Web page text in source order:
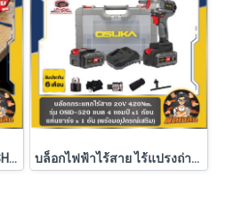
ไขควงไฟฟ้าไร้สาย 3.7V OSHT2001 OSUKA บล็อกไฟฟ้าไร้สาย ไร้แปรงถ่าน 20V OSUKA (แบต 4.0Ah.2 ก้อน) รุ่น OSID-520 (รับประกันศูนย์ 6 เดือน)